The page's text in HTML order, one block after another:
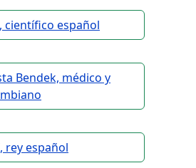
científico español
Bendek, médico y
rey español